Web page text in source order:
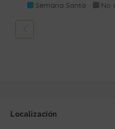
Semana Santa No
Localización